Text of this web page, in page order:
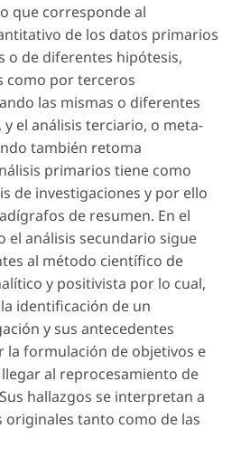
que corresponde al
de los datos primarios
o de diferentes hipótesis,
como por terceros
las mismas o diferentes
el análisis terciario, o meta-
también retoma
primarios tiene como
de investigaciones y por ello
de resumen. En el
análisis secundario sigue
al método científico de
y positivista por lo cual,
identificación de un
y sus antecedentes
la formulación de objetivos e
al reprocesamiento de
hallazgos se interpretan a
originales tanto como de las